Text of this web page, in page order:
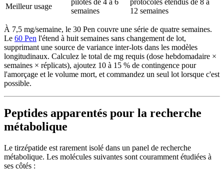
Meilleur usage
semaines
12 semaines
À 7,5 mg/semaine, le 30 Pen couvre une série de quatre semaines.
Le 60 Pen l'étend à huit semaines sans changement de lot,
supprimant une source de variance inter-lots dans les modèles
longitudinaux. Calculez le total de mg requis (dose hebdomadaire ×
semaines × réplicats), ajoutez 10 à 15 % de contingence pour
l'amorçage et le volume mort, et commandez un seul lot lorsque c'est
possible.
Peptides apparentés pour la recherche
métabolique
Le tirzépatide est rarement isolé dans un panel de recherche
métabolique. Les molécules suivantes sont couramment étudiées à
ses côtés :